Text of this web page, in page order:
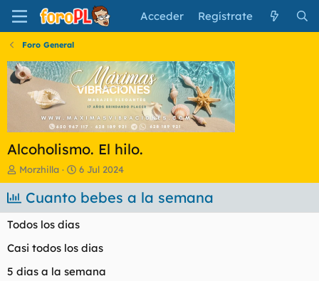
Acceder Regístrate
Foro General
Alcoholismo. El hilo.
I
n
i
c
a
d
r
Morzhilla
F
e
c
e
n
6 Jul 2024
Cuanto bebes a la semana
Todos los dias
Casi todos los dias
5 dias a la semana